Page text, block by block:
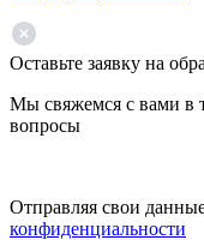
Оставьте заявку на
Мы свяжемся с вами в
вопросы
Отправляя свои
конфиденциальности